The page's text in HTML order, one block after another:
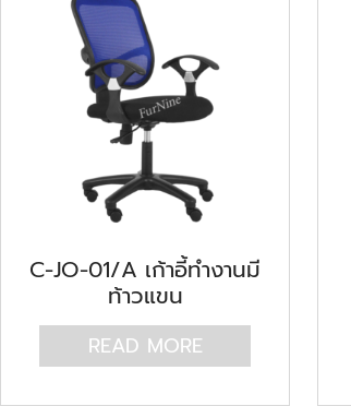
C-JO-01/A เก้าอี้ทำงานมี
ท้าวแขน
READ MORE